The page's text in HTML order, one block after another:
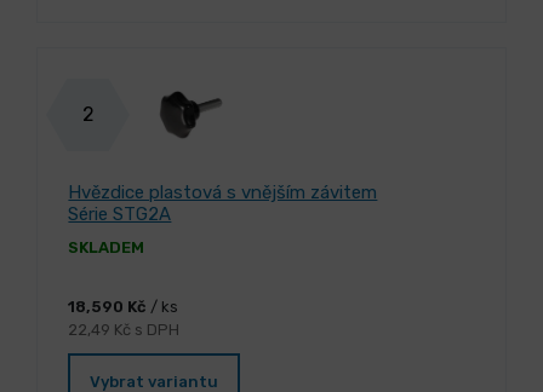
2
Hvězdice plastová s vnějším závitem
Série STG2A
SKLADEM
18,590 Kč / ks
22,49 Kč s DPH
Vybrat variantu